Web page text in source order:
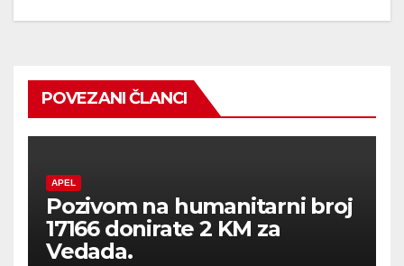
POVEZANI ČLANCI
APEL
Pozivom na humanitarni broj
17166 donirate 2 KM za
Vedada.